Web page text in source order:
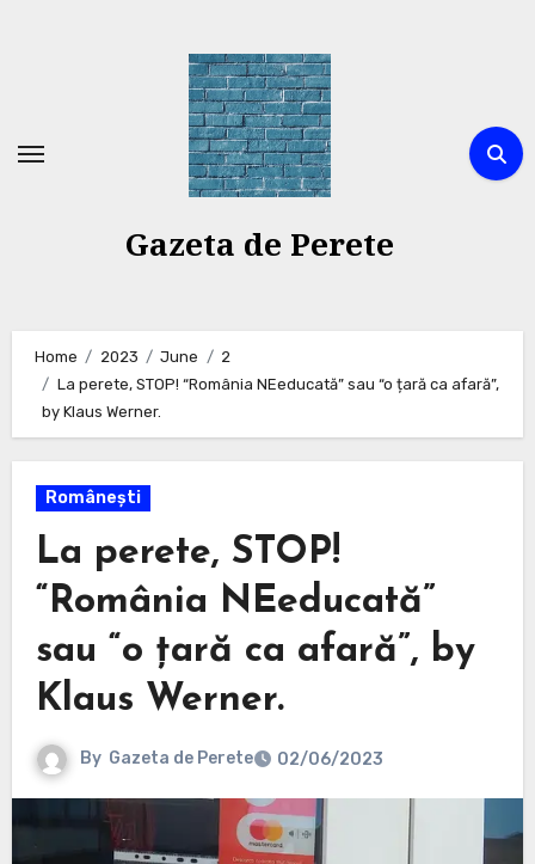
Gazeta de Perete
Home 2023 June
2
La perete, STOP! “România NEeducată” sau “o țară ca afară”,
by Klaus Werner.
Românești
La perete, STOP!
“România NEeducată”
sau “o țară ca afară”, by
Klaus Werner.
By Gazeta de Perete 02/06/2023